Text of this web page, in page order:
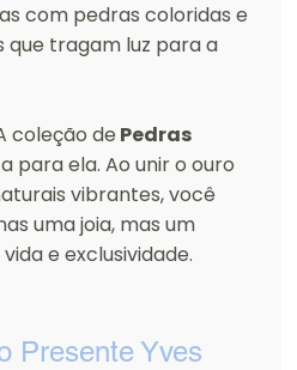
com pedras coloridas e
que tragam luz para a
coleção de Pedras
para ela. Ao unir o ouro
vibrantes, você
uma joia, mas um
e exclusividade.
Presente Yves